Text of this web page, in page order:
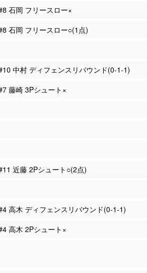
石岡 フリースロー×
石岡 フリースロー○(1点)
中村 ディフェンスリバウンド(0-1-1)
藤崎 3Pシュート×
近藤 2Pシュート○(2点)
高木 ディフェンスリバウンド(0-1-1)
高木 2Pシュート×